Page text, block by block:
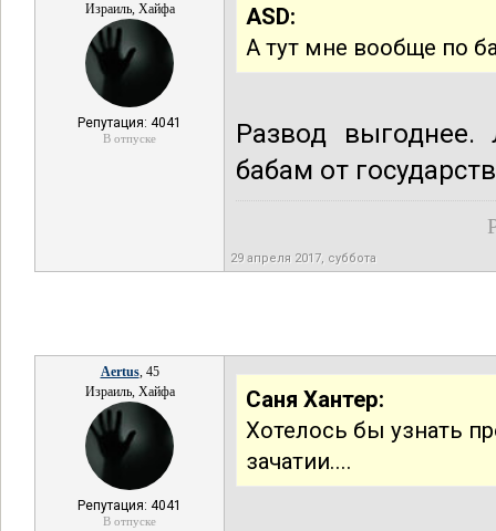
Израиль, Хайфа
Репутация: 4041
В отпуске
ASD:
А тут мне вообще по
Развод
бабам от
29 апреля 2017, суббота
Aertus, 45
Израиль, Хайфа
Репутация: 4041
В отпуске
Саня Хантер:
Хотелось бы узнать
зачатии....